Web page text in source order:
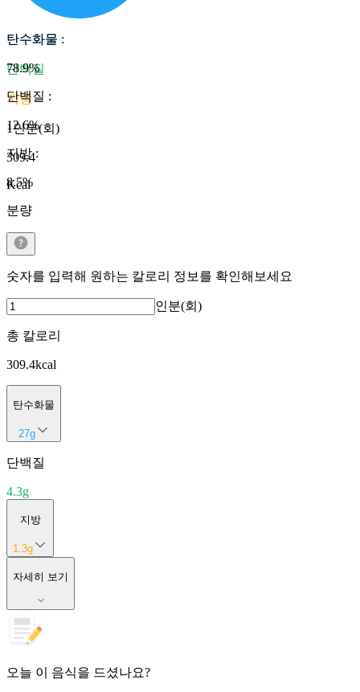
탄수화물
단백질
지방
1인분(회)
309.4
Kcal
탄수화물 :
78.9%
단백질 :
12.6%
지방:
8.5%
분량
숫자를 입력해 원하는 칼로리 정보를 확인해보세요
인분(회)
총 칼로리
309.4kcal
탄수화물
27g
단백질
4.3g
지방
1.3g
자세히 보기
오늘 이 음식을 드셨나요?